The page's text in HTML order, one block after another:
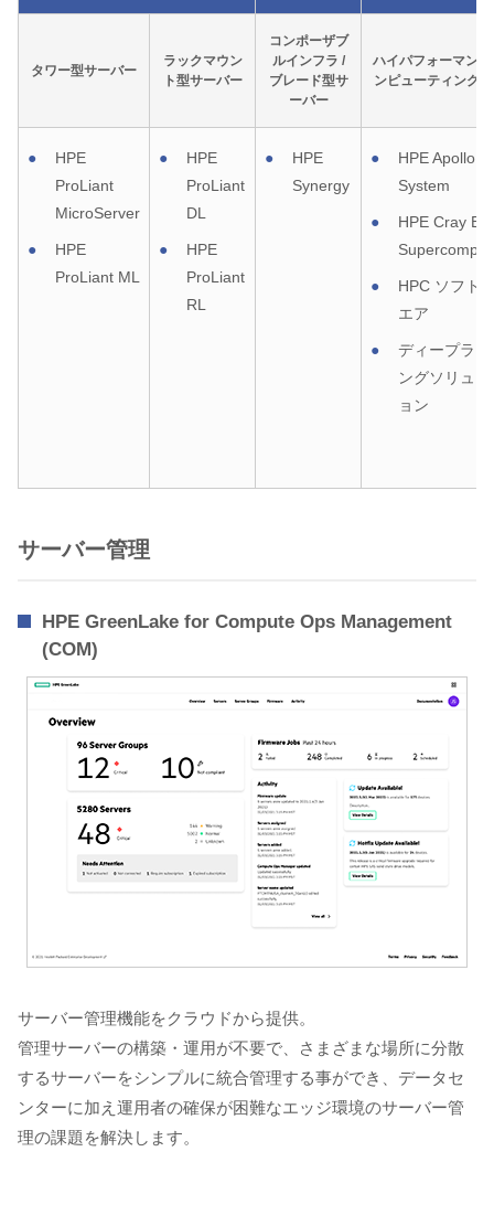
タワー型サーバー
ラックマウン
ト型サーバー
コンポーザブ
ルインフラ /
ブレード型サ
ーバー
ハイパフォーマンス
ンピューティング
HPE
ProLiant
MicroServer
HPE
ProLiant ML
HPE
ProLiant
DL
HPE
ProLiant
RL
HPE
Synergy
HPE Apollo
System
HPE Cray EX
HPC ソフト
エア
ディープラー
ングソリュー
ョン
サーバー管理
HPE GreenLake for Compute Ops Management
(COM)
サーバー管理機能をクラウドから提供。
管理サーバーの構築・運用が不要で、さまざまな場所に分散
するサーバーをシンプルに統合管理する事ができ、データセ
ンターに加え運用者の確保が困難なエッジ環境のサーバー管
理の課題を解決します。